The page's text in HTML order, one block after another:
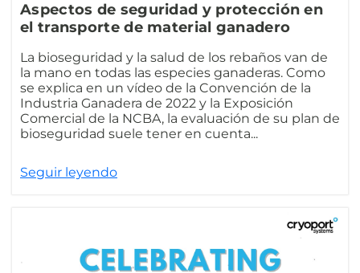
Aspectos de seguridad y protección en
el transporte de material ganadero
La bioseguridad y la salud de los rebaños van de
la mano en todas las especies ganaderas. Como
se explica en un vídeo de la Convención de la
Industria Ganadera de 2022 y la Exposición
Comercial de la NCBA, la evaluación de su plan de
bioseguridad suele tener en cuenta...
Seguir leyendo